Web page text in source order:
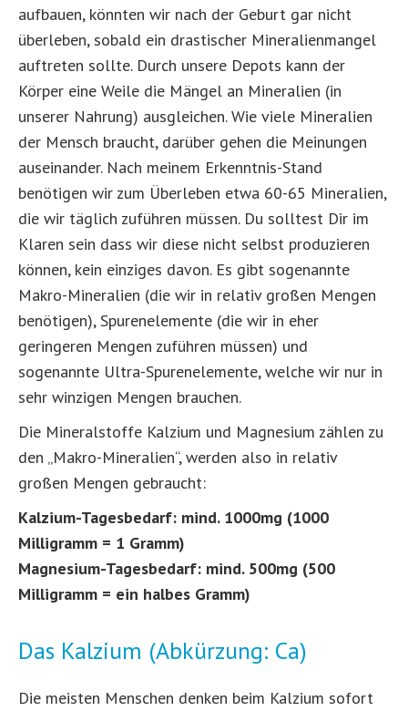
aufbauen, könnten wir nach der Geburt gar nicht
überleben, sobald ein drastischer Mineralienmangel
auftreten sollte. Durch unsere Depots kann der
Körper eine Weile die Mängel an Mineralien (in
unserer Nahrung) ausgleichen. Wie viele Mineralien
der Mensch braucht, darüber gehen die Meinungen
auseinander. Nach meinem Erkenntnis-Stand
benötigen wir zum Überleben etwa 60-65 Mineralien,
die wir täglich zuführen müssen. Du solltest Dir im
Klaren sein dass wir diese nicht selbst produzieren
können, kein einziges davon. Es gibt sogenannte
Makro-Mineralien (die wir in relativ großen Mengen
benötigen), Spurenelemente (die wir in eher
geringeren Mengen zuführen müssen) und
sogenannte Ultra-Spurenelemente, welche wir nur in
sehr winzigen Mengen brauchen.
Die Mineralstoffe Kalzium und Magnesium zählen zu
den „Makro-Mineralien“, werden also in relativ
großen Mengen gebraucht:
Kalzium-Tagesbedarf: mind. 1000mg (1000
Milligramm = 1 Gramm)
Magnesium-Tagesbedarf: mind. 500mg (500
Milligramm = ein halbes Gramm)
Das Kalzium (Abkürzung: Ca)
Die meisten Menschen denken beim Kalzium sofort